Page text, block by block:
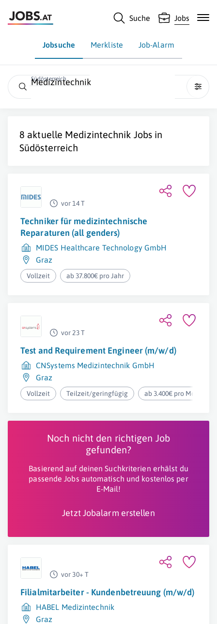
Suche Jobs
Jobsuche Merkliste Job-Alarm
Südösterreich
Medizintechnik
8 aktuelle Medizintechnik Jobs in
Südösterreich
vor 14 T
Techniker für medizintechnische
Reparaturen (all genders)
MIDES Healthcare Technology GmbH
Graz
Vollzeit ab 37.800€ pro Jahr
vor 23 T
Test and Requirement Engineer (m/w/d)
CNSystems Medizintechnik GmbH
Graz
Vollzeit Teilzeit/geringfügig ab 3.400€ pro Monat
Noch nicht den richtigen Job
gefunden?
Basierend auf deinen Suchkriterien erhälst du
passende Jobs automatisch und kostenlos per
E-Mail!
Jetzt Jobalarm erstellen
vor 30+ T
Filialmitarbeiter - Kundenbetreuung (m/w/d)
HABEL Medizintechnik
Graz